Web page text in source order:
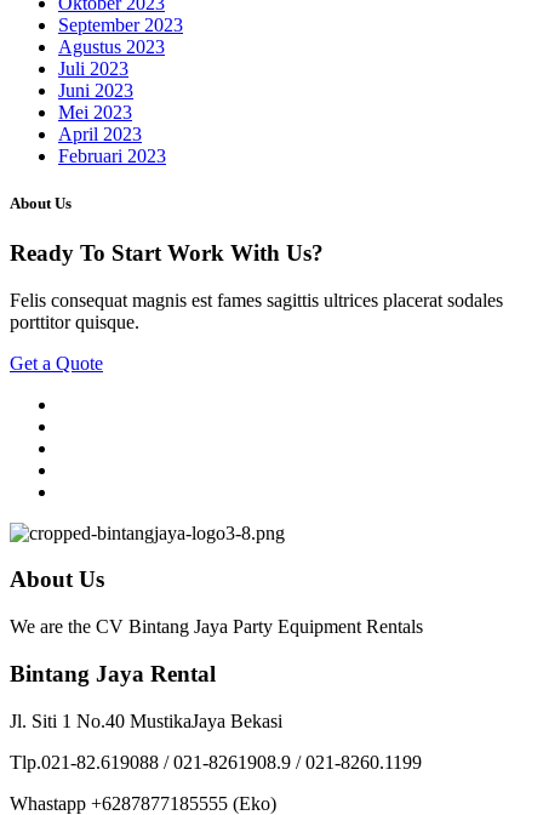
September 2023
Agustus 2023
Juli 2023
Juni 2023
Mei 2023
April 2023
Februari 2023
About Us
Ready To Start Work With Us?
Felis consequat magnis est fames sagittis ultrices placerat sodales
porttitor quisque.
Get a Quote
About Us
We are the CV Bintang Jaya Party Equipment Rentals
Bintang Jaya Rental
Jl. Siti 1 No.40 MustikaJaya Bekasi
Tlp.021-82.619088 / 021-8261908.9 / 021-8260.1199
Whastapp +6287877185555 (Eko)